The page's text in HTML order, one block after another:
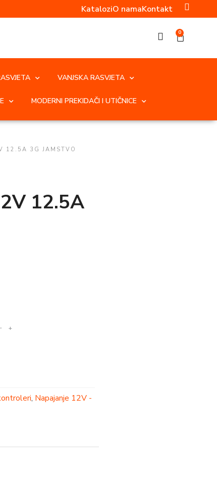
KataloziO namaKontakt
0
VANJSKA RASVJETA
MODERNI PREKIDAČI I UTIČNICE
12.5A 3G JAMSTVO
12.5A
- +
, Napajanje 12V -